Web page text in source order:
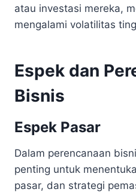
atau investasi mereka,
mengalami volatilitas
Espek dan
Bisnis
Espek Pasar
Dalam perencanaan
penting untuk
pasar, dan strategi